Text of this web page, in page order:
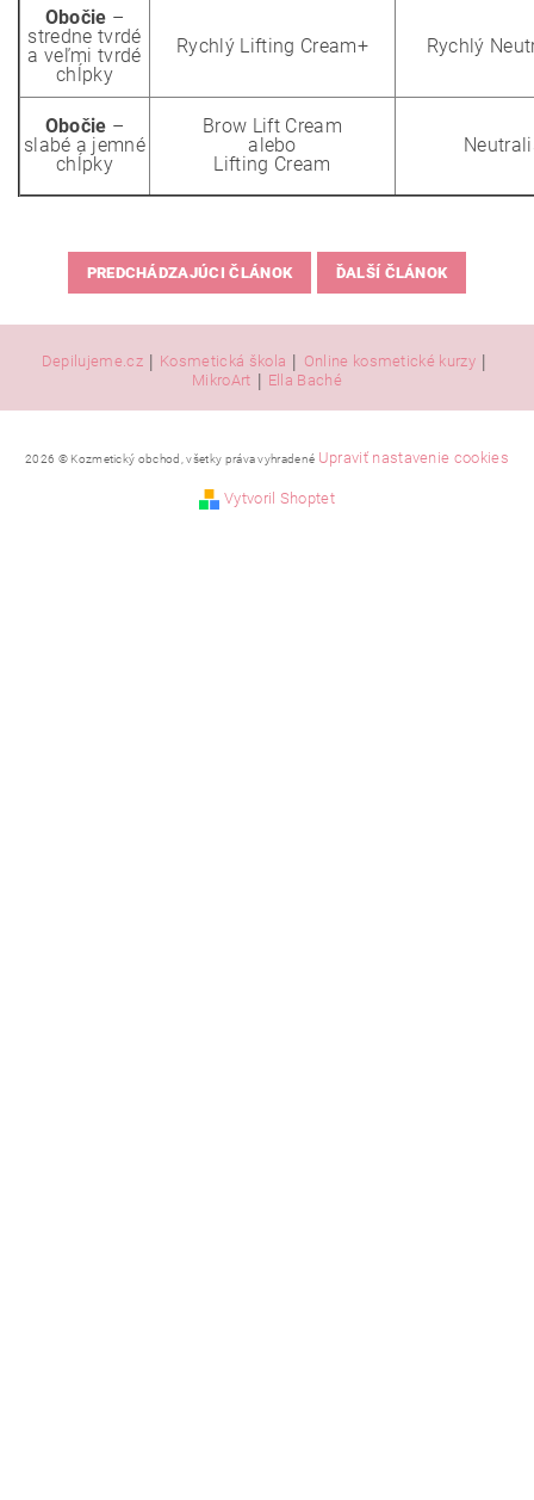
Obočie –
stredne tvrdé
a veľmi tvrdé
chĺpky
Rychlý Lifting Cream+ Rychlý
Obočie –
slabé a jemné
chĺpky
Brow Lift Cream
alebo
Lifting Cream
PREDCHÁDZAJÚCI ČLÁNOK ĎALŠÍ ČLÁNOK
Depilujeme.cz | Kosmetická škola | Online kosmetické kurzy |
MikroArt | Ella Baché
2026 © Kozmetický obchod, všetky práva vyhradené Upraviť nastavenie cookies
Vytvoril Shoptet